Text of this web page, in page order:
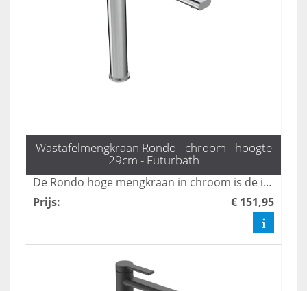
Wastafelmengkraan Rondo - chroom - hoogte
29cm - Futurbath
De Rondo hoge mengkraan in chroom is de ideale keuze voor opzetwastafels en diepe kommen, dankzij zijn indrukwekkende hoogte van 29 cm. Deze combinatie van stijl en functionaliteit maakt het een must-have voor elke moderne badkamer. Upgrade uw sanitair met deze elegante kraan die zowel praktische als esthetische voordelen biedt.
Prijs: € 151,95